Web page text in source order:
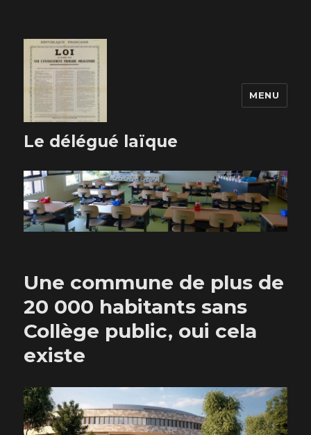
Le délégué laïque
MENU
Une commune de plus de
20 000 habitants sans
Collège public, oui cela
existe